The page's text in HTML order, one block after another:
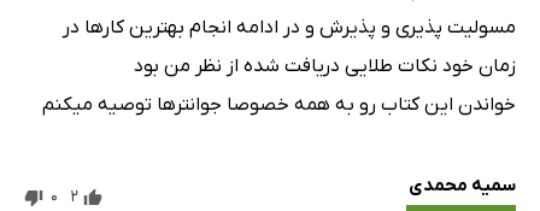
مسولیت پذیری و پذیرش و در ادامه انجام بهترین کارها در
زمان خود نکات طلایی دریافت شده از نظر من بود
خواندن این کتاب رو به همه خصوصا جوانترها توصیه میکنم
سمیه محمدی 2
0